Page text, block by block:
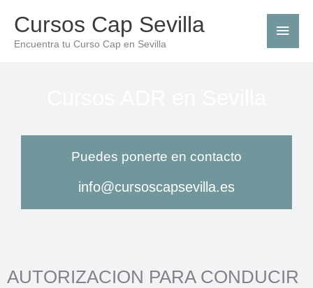
contenido
Cursos Cap Sevilla
Encuentra tu Curso Cap en Sevilla
Puedes ponerte en contacto​
info@cursoscapsevilla.es
AUTORIZACION PARA CONDUCIR